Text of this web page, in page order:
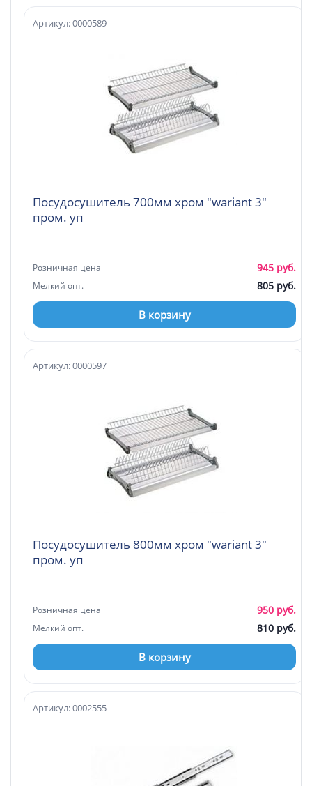
Посудосушитель 700мм хром "wariant 3"
пром. уп
Артикул: 0000589
Розничная цена 945 руб.
Мелкий опт. 805 руб.
В корзину
Посудосушитель 800мм хром "wariant 3"
пром. уп
Артикул: 0000597
Розничная цена 950 руб.
Мелкий опт. 810 руб.
В корзину
Артикул: 0002555